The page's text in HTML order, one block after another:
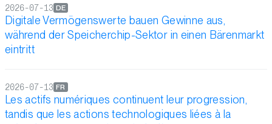
Digitale Vermögenswerte bauen Gewinne aus,
während der Speicherchip-Sektor in einen Bärenmarkt
eintritt
DE
2026-07-13
Les actifs numériques continuent leur progression,
tandis que les actions technologiques liées à la
FR
2026-07-13